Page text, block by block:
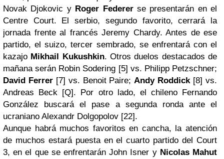
Novak Djokovic y Roger Federerse presentarán en el
Centre Court. El serbio, segundo favorito, cerrará la
jornada frente al francés Jeremy Chardy. Antes de ese
partido, el suizo, tercer sembrado, se enfrentará con el
kazajo Mikhail Kukushkin. Otros duelos destacados de
mañana serán Robin Sodering [5] vs. Philipp Petzschner;
David Ferrer[7] vs. Benoit Paire;Andy Roddick[8] vs.
Andreas Beck [Q]. Por otro lado, el chileno Fernando
González buscará el pase a segunda ronda ante el
ucraniano Alexandr Dolgopolov [22].
Aunque habrá muchos favoritos en cancha, la atención
de muchos estará puesta en el cuarto partido del Court
3, en el que se enfrentarán John Isner y Nicolas Mahut